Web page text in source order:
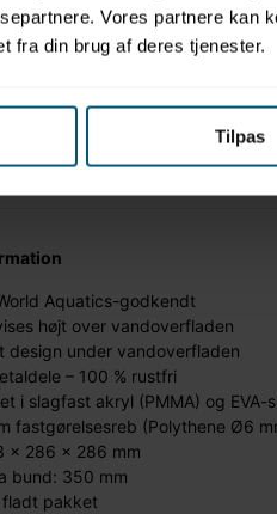
Vores partnere kan
fra din brug af deres tjenester.
Tilpas
Aquatics-godkendt
højt over vandoverfladen
design under vandoverfladen
– 100 % rustfri
i slagfast akryl (PMMA) og EVA-
fastgørelsesreb (Polythene Ø6
x 286 x 286 mm
bund: 350 mm
fladt pakket